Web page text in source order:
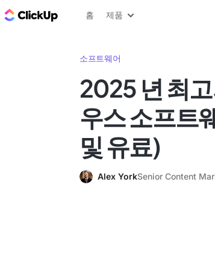
ClickUp 블로그
홈 제품
소프트웨어
2025 년 최
우스 소프트
및 유료)
Alex YorkSenior Content